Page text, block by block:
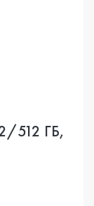
512 ГБ,